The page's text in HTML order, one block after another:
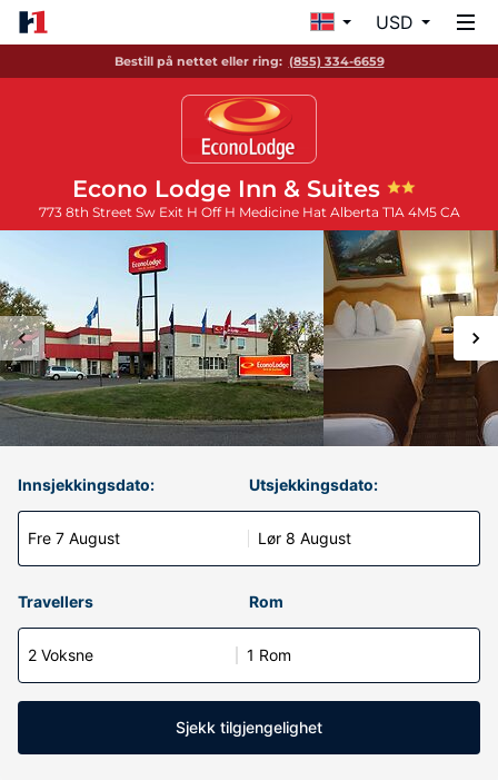
USD
Bestill på nettet eller ring: (855) 334-6659
Econo Lodge Inn & Suites
773 8th Street Sw Exit H Off H Medicine Hat Alberta T1A 4M5 CA
Innsjekkingsdato:
Fre 7 August
Utsjekkingsdato:
Lør 8 August
Travellers Rom
2 Voksne 1 Rom
Sjekk tilgjengelighet